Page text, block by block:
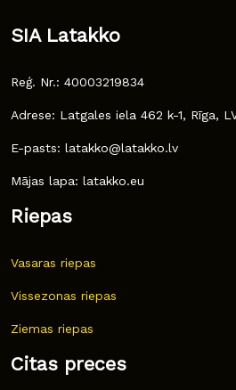
SIA Latakko
Reģ. Nr.: 40003219834
Adrese: Latgales iela 462 k-1, Rīga,
E-pasts: latakko@latakko.lv
Mājas lapa: latakko.eu
Riepas
Vasaras riepas
Vissezonas riepas
Ziemas riepas
Citas preces